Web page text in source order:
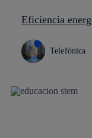
Eficiencia
Telefónica